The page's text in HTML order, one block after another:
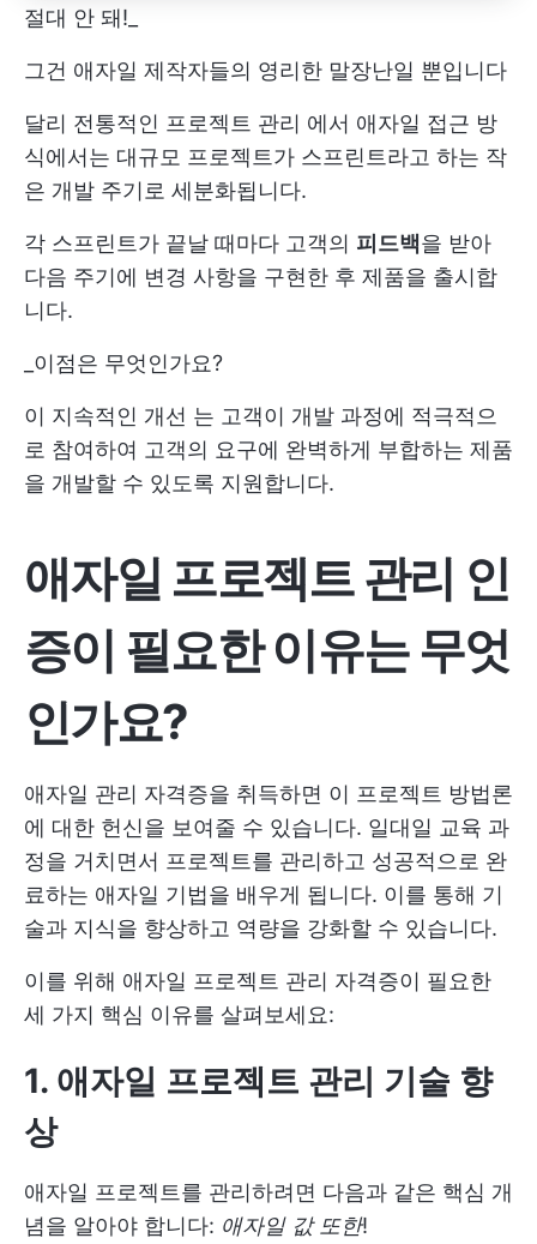
절대 안 돼!_
그건 애자일 제작자들의 영리한 말장난일 뿐입니다
달리 전통적인 프로젝트 관리 에서 애자일 접근 방
식에서는 대규모 프로젝트가 스프린트라고 하는 작
은 개발 주기로 세분화됩니다.
각 스프린트가 끝날 때마다 고객의 피드백을 받아
다음 주기에 변경 사항을 구현한 후 제품을 출시합
니다.
_이점은 무엇인가요?
이 지속적인 개선 는 고객이 개발 과정에 적극적으
로 참여하여 고객의 요구에 완벽하게 부합하는 제품
을 개발할 수 있도록 지원합니다.
애자일 프로젝트 관리 인
증이 필요한 이유는 무엇
인가요?
애자일 관리 자격증을 취득하면 이 프로젝트 방법론
에 대한 헌신을 보여줄 수 있습니다. 일대일 교육 과
정을 거치면서 프로젝트를 관리하고 성공적으로 완
료하는 애자일 기법을 배우게 됩니다. 이를 통해 기
술과 지식을 향상하고 역량을 강화할 수 있습니다.
이를 위해 애자일 프로젝트 관리 자격증이 필요한
세 가지 핵심 이유를 살펴보세요:
1. 애자일 프로젝트 관리 기술 향
상
애자일 프로젝트를 관리하려면 다음과 같은 핵심 개
념을 알아야 합니다: 애자일 값 또한!